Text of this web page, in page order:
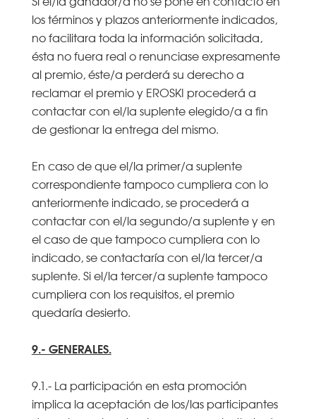
los términos y plazos anteriormente indicados,
no facilitara toda la información solicitada,
ésta no fuera real o renunciase expresamente
al premio, éste/a perderá su derecho a
reclamar el premio y EROSKI procederá a
contactar con el/la suplente elegido/a a fin
de gestionar la entrega del mismo.
En caso de que el/la primer/a suplente
correspondiente tampoco cumpliera con lo
anteriormente indicado, se procederá a
contactar con el/la segundo/a suplente y en
el caso de que tampoco cumpliera con lo
indicado, se contactaría con el/la tercer/a
suplente. Si el/la tercer/a suplente tampoco
cumpliera con los requisitos, el premio
quedaría desierto.
9.- GENERALES.
9.1.- La participación en esta promoción
implica la aceptación de los/las participantes